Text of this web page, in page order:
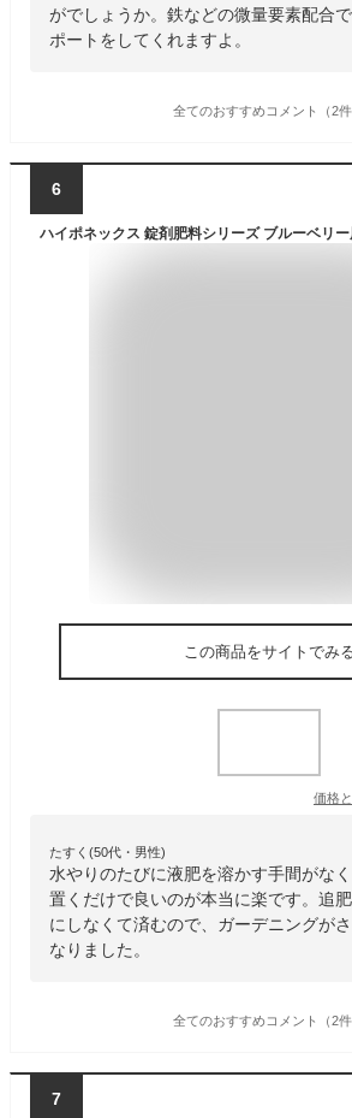
がでしょうか。鉄などの微量要素配合
ポートをしてくれますよ。
全てのおすすめコメント（2件
6
ハイポネックス 錠剤肥料シリーズ ブルーベリ
この商品をサイトでみ
価格
たすく(50代・男性)
水やりのたびに液肥を溶かす手間がな
置くだけで良いのが本当に楽です。追
にしなくて済むので、ガーデニングが
なりました。
全てのおすすめコメント（2件
7